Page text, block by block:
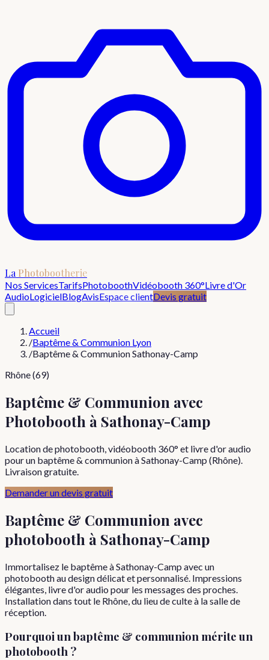
La Photobootherie
Nos ServicesTarifsPhotoboothVidéobooth 360°Livre d'Or
AudioLogicielBlogAvisEspace clientDevis gratuit
Accueil
/Baptême & Communion Lyon
/Baptême & Communion Sathonay-Camp
Rhône (69)
Baptême & Communion avec
Photobooth à Sathonay-Camp
Location de photobooth, vidéobooth 360° et livre d'or audio
pour un baptême & communion à Sathonay-Camp (Rhône).
Livraison gratuite.
Demander un devis gratuit
Baptême & Communion avec
photobooth à Sathonay-Camp
Immortalisez le baptême à Sathonay-Camp avec un
photobooth au design délicat et personnalisé. Impressions
élégantes, livre d'or audio pour les messages des proches.
Installation dans tout le Rhône, du lieu de culte à la salle de
réception.
Pourquoiunbaptême & communion mérite un
photobooth ?